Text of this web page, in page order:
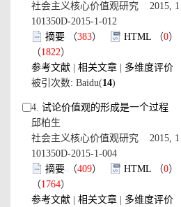
社会主义核心价值观研究 2015,
101350D-2015-1-012
摘要 （383） HTML （0
（1822）
参考文献
相关文章
多维度评价
被引次数: Baidu(14)
4. 试论价值观的形成是一个过程
邱柏生
社会主义核心价值观研究 2015,
101350D-2015-1-004
摘要 （409） HTML （0
（1764）
参考文献
相关文章
多维度评价